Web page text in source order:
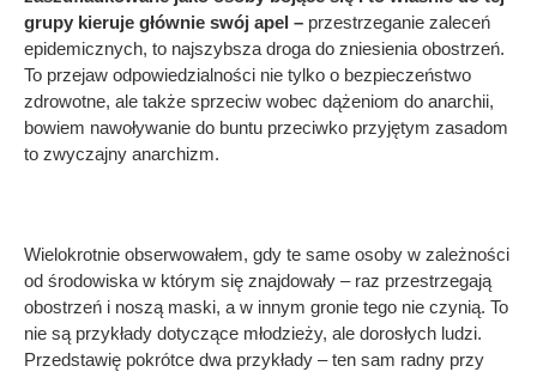
grupy kieruje głównie swój apel – przestrzeganie zaleceń
epidemicznych, to najszybsza droga do zniesienia obostrzeń.
To przejaw odpowiedzialności nie tylko o bezpieczeństwo
zdrowotne, ale także sprzeciw wobec dążeniom do anarchii,
bowiem nawoływanie do buntu przeciwko przyjętym zasadom
to zwyczajny anarchizm.
Wielokrotnie obserwowałem, gdy te same osoby w zależności
od środowiska w którym się znajdowały – raz przestrzegają
obostrzeń i noszą maski, a w innym gronie tego nie czynią. To
nie są przykłady dotyczące młodzieży, ale dorosłych ludzi.
Przedstawię pokrótce dwa przykłady – ten sam radny przy